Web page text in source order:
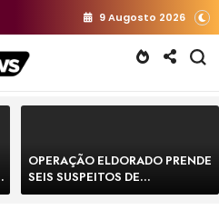
9 Augosto 2026
OPERAÇÃO ELDORADO PRENDE
SEIS SUSPEITOS DE
MOVIMENTAR R$ 25 MILHÕES